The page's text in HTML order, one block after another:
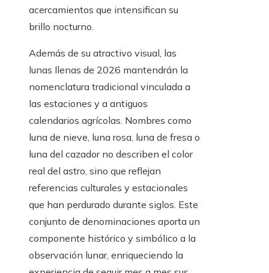
acercamientos que intensifican su
brillo nocturno.
Además de su atractivo visual, las
lunas llenas de 2026 mantendrán la
nomenclatura tradicional vinculada a
las estaciones y a antiguos
calendarios agrícolas. Nombres como
luna de nieve, luna rosa, luna de fresa o
luna del cazador no describen el color
real del astro, sino que reflejan
referencias culturales y estacionales
que han perdurado durante siglos. Este
conjunto de denominaciones aporta un
componente histórico y simbólico a la
observación lunar, enriqueciendo la